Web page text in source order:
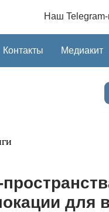
Наш Telegram-
Контакты Медиакит
для